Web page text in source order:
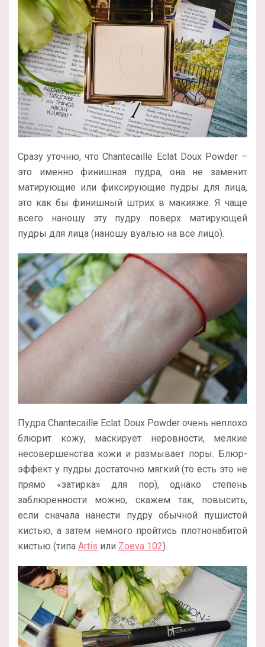
Сразу уточню, что Chantecaille Eclat Doux Powder –
это именно финишная пудра, она не заменит
матирующие или фиксирующие пудры для лица,
это как бы финишный штрих в макияже. Я чаще
всего наношу эту пудру поверх матирующей
пудры для лица (наношу вуалью на все лицо).
Пудра Chantecaille Eclat Doux Powder очень неплохо
блюрит кожу, маскирует неровности, мелкие
несовершенства кожи и размывает поры. Блюр-
эффект у пудры достаточно мягкий (то есть это не
прямо «затирка» для пор), однако степень
заблюренности можно, скажем так, повысить,
если сначала нанести пудру обычной пушистой
кистью, а затем немного пройтись плотнонабитой
кистью (типа Artis или Zoeva 102).